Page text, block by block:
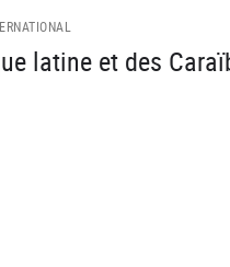
latine et des